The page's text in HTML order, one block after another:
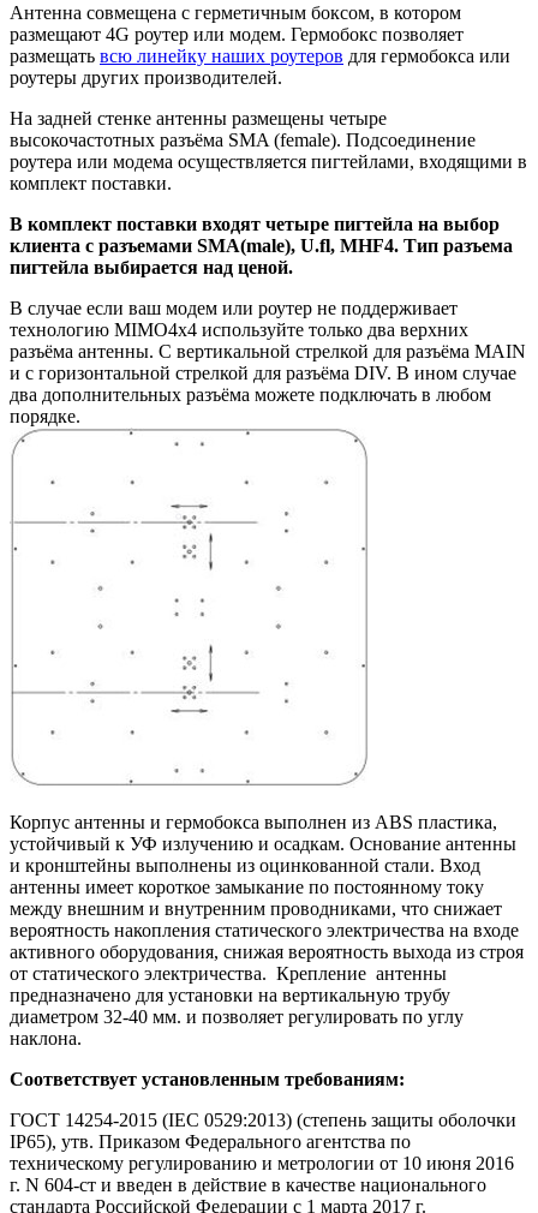
Антенна совмещена с герметичным боксом, в котором
размещают 4G роутер или модем. Гермобокс позволяет
размещать всю линейку наших роутеров для гермобокса или
роутеры других производителей.
На задней стенке антенны размещены четыре
высокочастотных разъёма SMA (female). Подсоединение
роутера или модема осуществляется пигтейлами, входящими в
комплект поставки.
В комплект поставки входят четыре пигтейла на выбор
клиента с разъемами SMA(male), U.fl, MHF4. Тип разъема
пигтейла выбирается над ценой.
В случае если ваш модем или роутер не поддерживает
технологию MIMO4х4 используйте только два верхних
разъёма антенны. С вертикальной стрелкой для разъёма MAIN
и с горизонтальной стрелкой для разъёма DIV. В ином случае
два дополнительных разъёма можете подключать в любом
порядке.
Корпус антенны и гермобокса выполнен из ABS пластика,
устойчивый к УФ излучению и осадкам. Основание антенны
и кронштейны выполнены из оцинкованной стали. Вход
антенны имеет короткое замыкание по постоянному току
между внешним и внутренним проводниками, что снижает
вероятность накопления статического электричества на входе
активного оборудования, снижая вероятность выхода из строя
от статического электричества. Крепление антенны
предназначено для установки на вертикальную трубу
диаметром 32-40 мм. и позволяет регулировать по углу
наклона.
Соответствует установленным требованиям:
ГОСТ 14254-2015 (IEC 0529:2013) (степень защиты оболочки
IP65), утв. Приказом Федерального агентства по
техническому регулированию и метрологии от 10 июня 2016
г. N 604-ст и введен в действие в качестве национального
стандарта Российской Федерации с 1 марта 2017 г.